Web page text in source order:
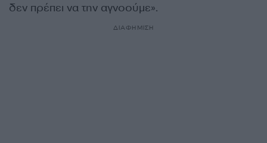
δεν πρέπει να την αγνοούμε».
ΔΙΑΦΗΜΙΣΗ